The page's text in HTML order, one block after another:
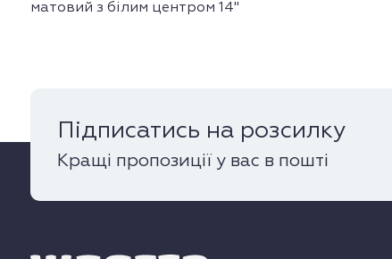
матовий з білим центром 14''
Підписатись на розсилку
Кращі пропозиції у вас в пошті